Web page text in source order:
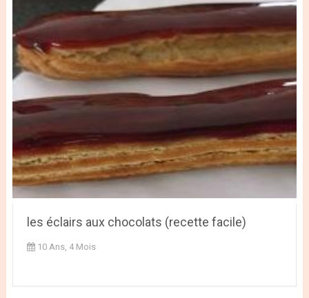
les éclairs aux chocolats (recette facile)
10 Ans, 4 Mois